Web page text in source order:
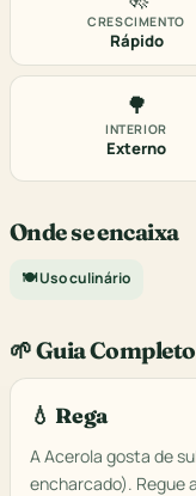
CRESCIMENTO
Rápido
🌳
INTERIOR
Externo
Onde se encaixa
🍽️ Uso culinário
🌱 Guia
💧 Rega
A Acerola gosta de
encharcado). Regue